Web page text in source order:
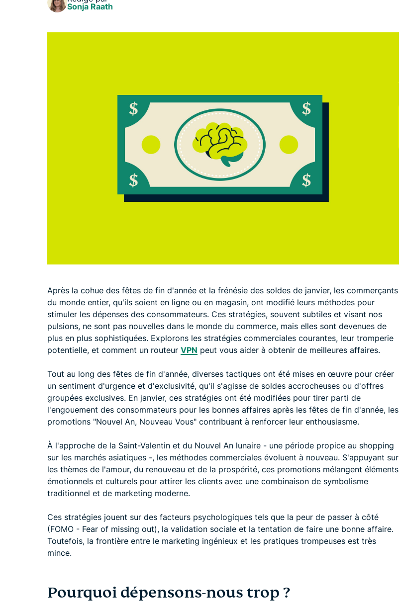
Defender
Suite
performante
d’outils de
protection de
surveillance
et de
des données.
Sonja Raath
Après la cohue des fêtes de fin d'année et la frénésie des soldes de janvier, les commerçants
du monde entier, qu'ils soient en ligne ou en magasin, ont modifié leurs méthodes pour
stimuler les dépenses des consommateurs. Ces stratégies, souvent subtiles et visant nos
pulsions, ne sont pas nouvelles dans le monde du commerce, mais elles sont devenues de
plus en plus sophistiquées. Explorons les stratégies commerciales courantes, leur tromperie
potentielle, et comment un routeur VPN peut vous aider à obtenir de meilleures affaires.
Tout au long des fêtes de fin d'année, diverses tactiques ont été mises en œuvre pour créer
un sentiment d'urgence et d'exclusivité, qu'il s'agisse de soldes accrocheuses ou d'offres
groupées exclusives. En janvier, ces stratégies ont été modifiées pour tirer parti de
l'engouement des consommateurs pour les bonnes affaires après les fêtes de fin d'année, les
promotions "Nouvel An, Nouveau Vous" contribuant à renforcer leur enthousiasme.
À l'approche de la Saint-Valentin et du Nouvel An lunaire - une période propice au shopping
sur les marchés asiatiques -, les méthodes commerciales évoluent à nouveau. S'appuyant sur
les thèmes de l'amour, du renouveau et de la prospérité, ces promotions mélangent éléments
émotionnels et culturels pour attirer les clients avec une combinaison de symbolisme
traditionnel et de marketing moderne.
Ces stratégies jouent sur des facteurs psychologiques tels que la peur de passer à côté
(FOMO - Fear of missing out), la validation sociale et la tentation de faire une bonne affaire.
Toutefois, la frontière entre le marketing ingénieux et les pratiques trompeuses est très
mince.
Pourquoi dépensons-nous trop ?